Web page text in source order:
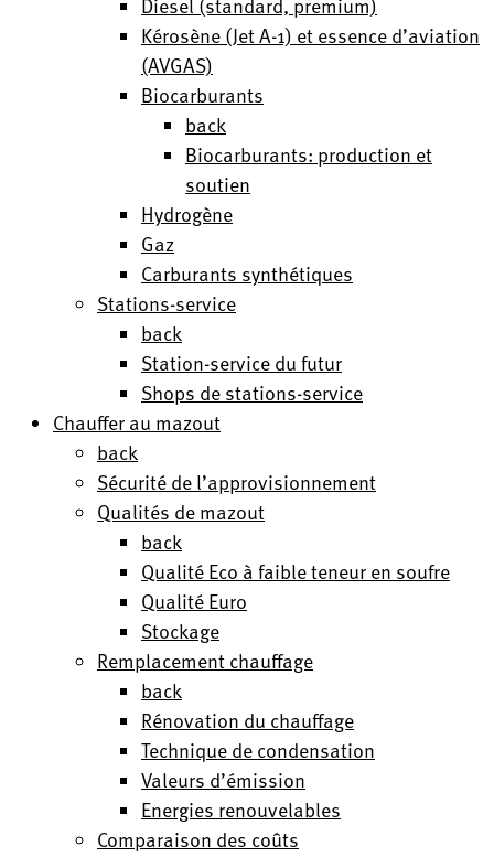
Kérosène (Jet A-1) et essence d’aviation
(AVGAS)
Biocarburants
back
Biocarburants: production et
soutien
Hydrogène
Gaz
Carburants synthétiques
Stations-service
back
Station-service du futur
Shops de stations-service
Chauffer au mazout
back
Sécurité de l’approvisionnement
Qualités de mazout
back
Qualité Eco à faible teneur en soufre
Qualité Euro
Stockage
Remplacement chauffage
back
Rénovation du chauffage
Technique de condensation
Valeurs d’émission
Energies renouvelables
Comparaison des coûts